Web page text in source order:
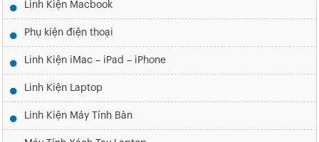
Linh Kiện Macbook
Phụ kiện điện thoại
Linh Kiện iMac – iPad – iPhone
Linh Kiện Laptop
Linh Kiện Máy Tính Bàn